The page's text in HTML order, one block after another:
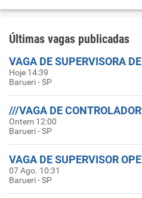
Últimas vagas publicadas
Hoje 14:39
Barueri - SP
Ontem 12:00
Barueri - SP
07 Ago. 10:31
Barueri - SP